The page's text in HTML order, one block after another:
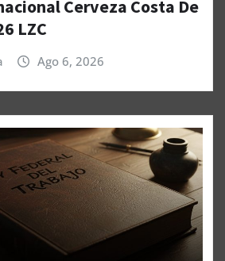
Cerveza Costa De
LZC
Ago 6, 2026